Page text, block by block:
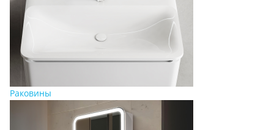
Раковины